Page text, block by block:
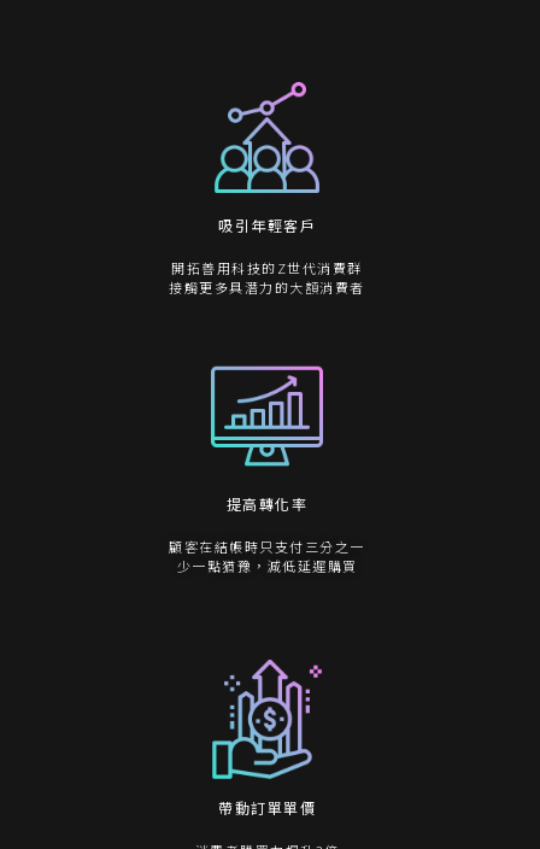
吸引年輕客戶
開拓善用科技的Z世代消費群
接觸更多具潛力的大額消費者
提高轉化率
顧客在結帳時只支付三分之一
少一點猶豫，減低延遲購買
帶動訂單單價